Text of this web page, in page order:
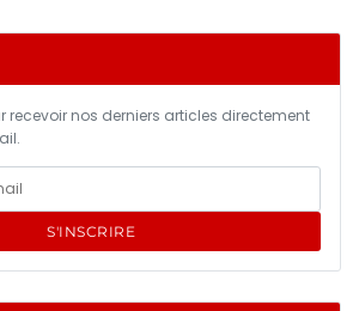
recevoir nos derniers articles directement
S'INSCRIRE